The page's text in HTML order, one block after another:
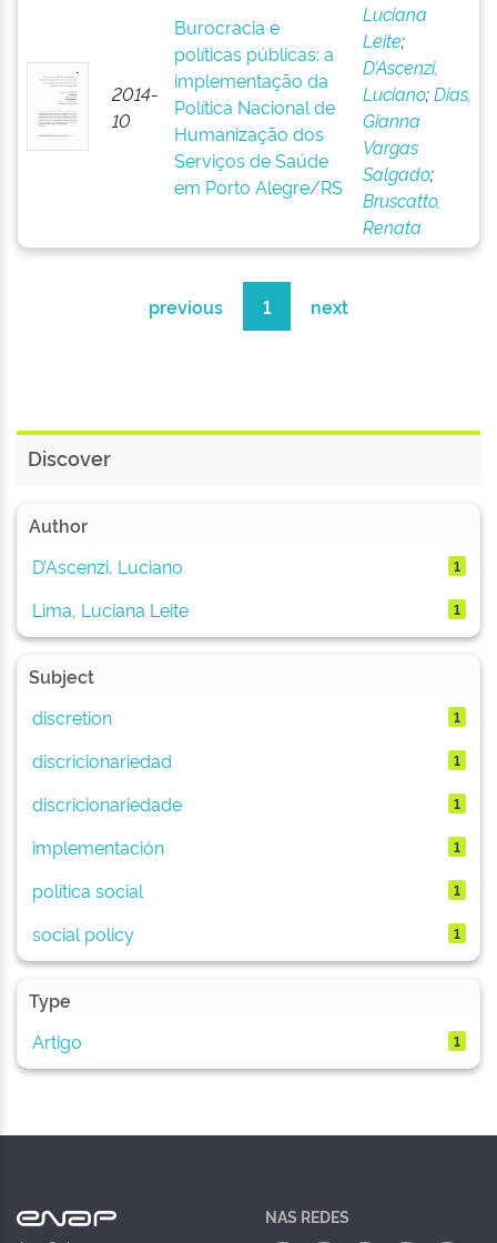
2014-
10
Burocracia e
políticas públicas: a
implementação da
Política Nacional de
Humanização dos
Serviços de Saúde
em Porto Alegre/RS
Luciana
Leite;
D’Ascenzi,
Luciano;Dias,
Gianna
Vargas
Salgado;
Bruscatto,
Renata
previous 1 next
Discover
Author
D’Ascenzi, Luciano
1
Lima, Luciana Leite 1
Subject
discretion
1
discricionariedad 1
discricionariedade 1
implementación 1
política social 1
social policy 1
Type
Artigo
1
NAS REDES